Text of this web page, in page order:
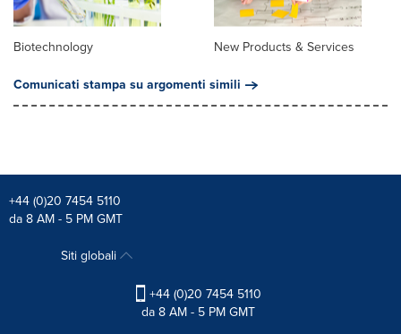
Biotechnology
New Products & Services
Comunicati stampa su argomenti simili
+44 (0)20 7454 5110
da 8 AM - 5 PM GMT
Siti globali
+44 (0)20 7454 5110
da 8 AM - 5 PM GMT